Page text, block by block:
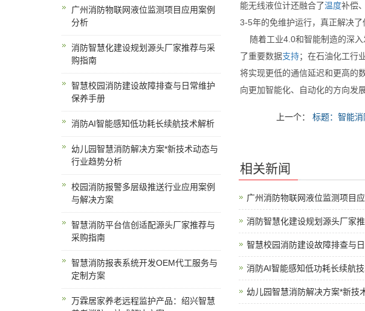
能无线液位计还融合了温度补偿
3-5年的免维护运行，真正解决了
随着工业4.0和智能制造的深入
了重要数据支持；在石油化工行
将实现更低的通信延迟和更高的
向更加智能化、自动化的方向发展
上一个： 标题：智能
相关新闻
广州消防物联网液位监测项目
消防智慧化建设规划源头厂家
智慧校园消防建设故障排查与
消防AI智能感知低功耗长续航
幼儿园智慧消防解决方案*新技
广州消防物联网液位监测项目应用案例
分析
消防智慧化建设规划源头厂家推荐与采
购指南
智慧校园消防建设故障排查与日常维护
保养手册
消防AI智能感知低功耗长续航技术解析
幼儿园智慧消防解决方案*新技术动态与
行业趋势分析
校园消防报警多层级推送行业应用案例
与解决方案
智慧消防平台信创适配源头厂家推荐与
采购指南
智慧消防报表系统开发OEM代工服务与
定制方案
万霖居家养老远程监护产品：绍兴智慧